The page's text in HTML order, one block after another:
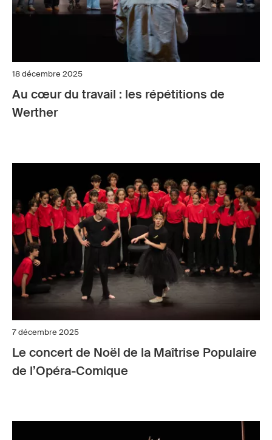
18 décembre 2025
Au cœur du travail : les répétitions de
Werther
7 décembre 2025
Le concert de Noël de la Maîtrise Populaire
de l’Opéra-Comique